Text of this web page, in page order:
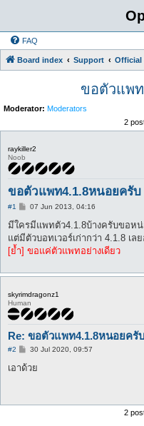
FAQ
Board index Support Official
ขอตัวแพ
Moderator: Moderators
2
raykiller2
Noob
ขอตัวแพท4.1.8หนอยครับ
#1
P
s
07 Jun 2013, 04:16
มีใครมีแพทตัว4.1.8บ้างครับขอห
แต่มีตัวบอทเวอร์เก่ากว่า 4.1.8 เ
[ย้ำ] ขอแค่ตัวแพทอย่างเดียว
skyrimdragonz1
Human
Re: ขอตัวแพท4.1.8หนอยครับ
#2
P
s
30 Jul 2020, 09:57
เอาด้วย
2